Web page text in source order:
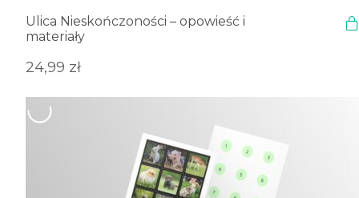
Ulica Nieskończoności – opowieść i
materiały
24,99 zł